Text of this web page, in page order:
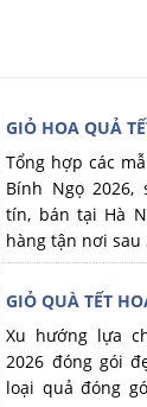
GIỎ HOA QUẢ
Tổng hợp các
Bính Ngọ 2026,
tín, bán tại Hà
hàng tận nơi sau
GIỎ QUÀ TẾT
Xu hướng lựa
2026 đóng gói
loại quả đóng